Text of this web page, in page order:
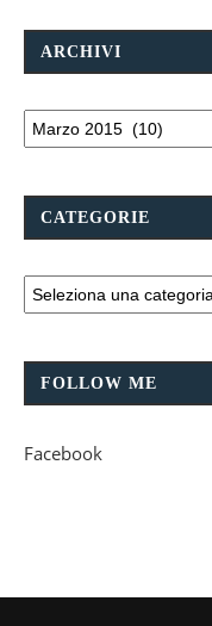
ARCHIVI
CATEGORIE
FOLLOW ME
Facebook